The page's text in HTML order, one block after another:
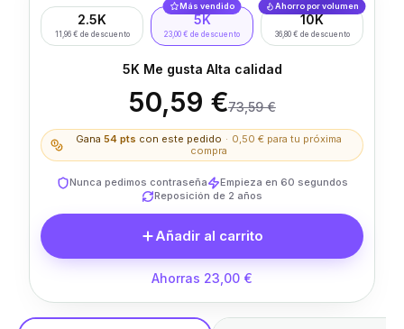
2.5K
11,96 € de descuento
Más vendido
5K
23,00 € de descuento
Ahorro por volumen
10K
36,80 € de descuento
5K Me gusta Alta calidad
50,59 €73,59 €
Gana 54pts con este pedido · 0,50 €para tu próxima
compra
Nunca pedimos contraseña
Empieza en 60 segundos
Reposición de 2 años
Añadir al carrito
Ahorras 23,00 €